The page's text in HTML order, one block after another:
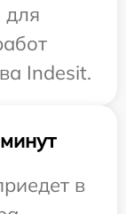
для
Indesit.
в